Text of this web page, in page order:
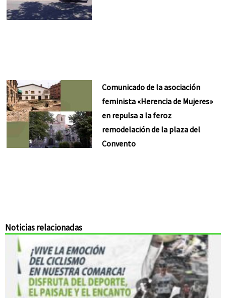
Comunicado de la asociación
feminista «Herencia de Mujeres»
en repulsa a la feroz
remodelación de la plaza del
Convento
Noticias relacionadas